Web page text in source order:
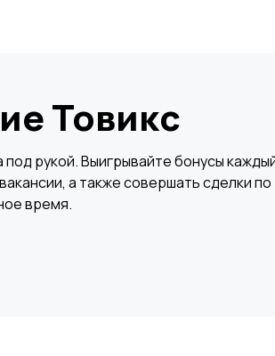
Товикс
рукой. Выигрывайте бонусы
а также совершать сделки по
время.